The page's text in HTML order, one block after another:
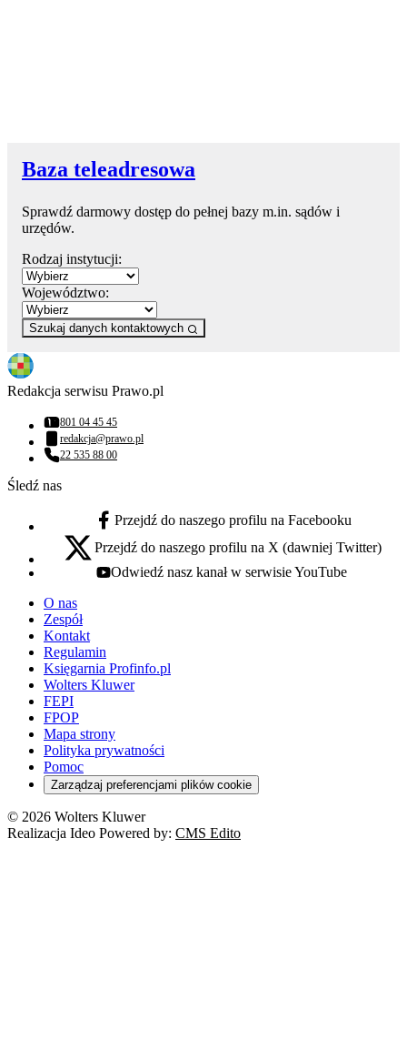
Baza teleadresowa
Sprawdź darmowy dostęp do pełnej bazy m.in. sądów i
urzędów.
Rodzaj instytucji:
Województwo:
Szukaj danych kontaktowych
Redakcja serwisu Prawo.pl
Numer telefonu:
801 04 45 45
Adres email:
redakcja@prawo.pl
Numer telefonu:
22 535 88 00
Śledź nas
facebook - otwiera się w nowej karcie
Przejdź do naszego profilu na Facebooku
x - otwiera się w nowej karcie
Przejdź do naszego profilu na X (dawniej Twitter)
youtube - otwiera się w nowej karcie
Odwiedź nasz kanał w serwisie YouTube
O nas
Zespół
Kontakt
Regulamin
Księgarnia Profinfo.pl
Wolters Kluwer
FEPI
FPOP
Mapa strony
Polityka prywatności
Pomoc
Zarządzaj preferencjami plików cookie
© 2026 Wolters Kluwer
Realizacja Ideo Powered by: CMS Edito